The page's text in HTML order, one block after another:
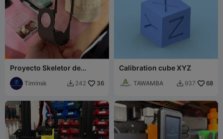
Proyecto Skeletor de
cubierta del cabezal para
Ender-5 Max
Timinsk  242 36
Calibration cube XYZ
TAWAMBA  937 68